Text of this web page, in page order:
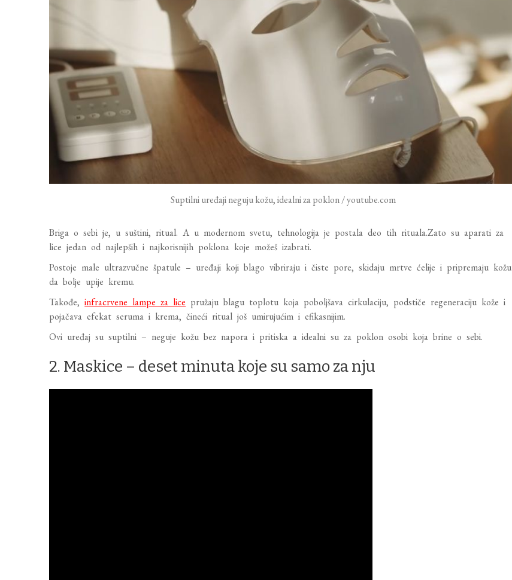
Suptilni uređaji neguju kožu, idealni za poklon / youtube.com
Briga o sebi je, u suštini, ritual. A u modernom svetu, tehnologija je postala deo tih rituala.Zato su aparati za
lice jedan od najlepših i najkorisnijih poklona koje možeš izabrati.
Postoje male ultrazvučne špatule – uređaji koji blago vibriraju i čiste pore, skidaju mrtve ćelije i pripremaju kožu
da bolje upije kremu.
Takođe,infracrvene lampe za lice pružaju blagu toplotu koja poboljšava cirkulaciju, podstiče regeneraciju kože i
pojačava efekat seruma i krema, čineći ritual još umirujućim i efikasnijim.
Ovi uređaj su suptilni – neguje kožu bez napora i pritiska a idealni su za poklon osobi koja brine o sebi.
2. Maskice – deset minuta koje su samo za nju